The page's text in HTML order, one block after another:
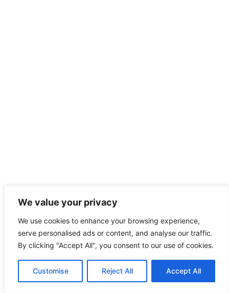
We value your privacy
We use cookies to enhance your browsing experience,
serve personalised ads or content, and analyse our traffic.
By clicking "Accept All", you consent to our use of cookies.
Customise Reject All Accept All